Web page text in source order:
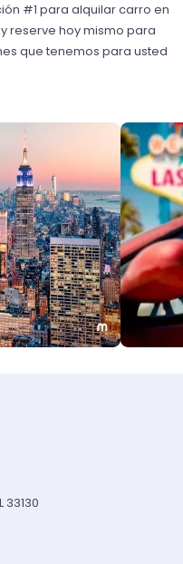
#1 para alquilar carro en
reserve hoy mismo para
que tenemos para usted
33130